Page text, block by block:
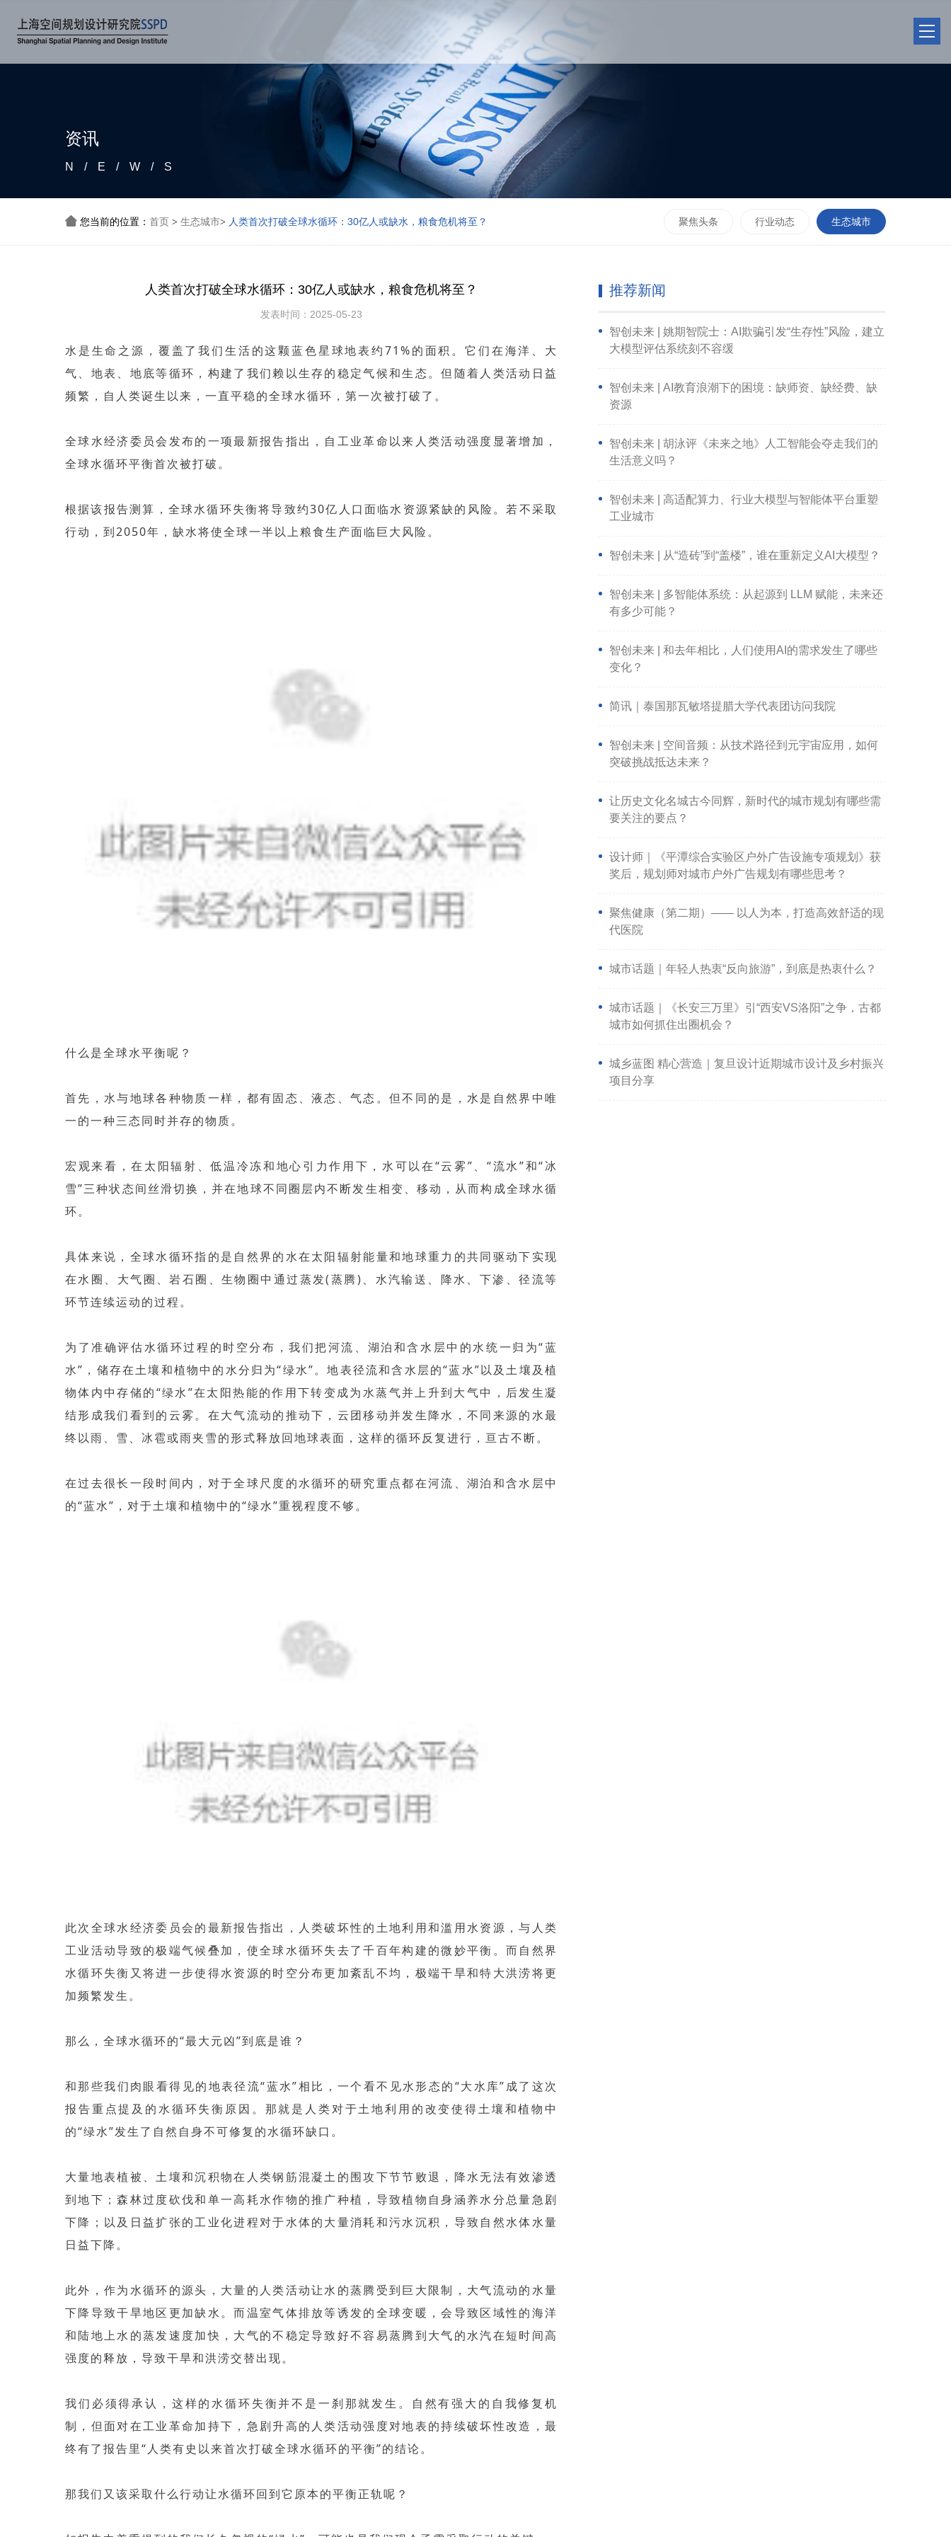
资讯
N/E/W/S
 您当前的位置： 首页 > 生态城市> 人类首次打破全球水循环：30亿人或缺水，粮食危机将至？ 聚焦头条 行业动态 生态城市
人类首次打破全球水循环：30亿人或缺水，粮食危机将至？
发表时间：2025-05-23
水是生命之源，覆盖了我们生活的这颗蓝色星球地表约71%的面积。它们在海洋、大
气、地表、地底等循环，构建了我们赖以生存的稳定气候和生态。但随着人类活动日益
频繁，自人类诞生以来，一直平稳的全球水循环，第一次被打破了。
全球水经济委员会发布的一项最新报告指出，自工业革命以来人类活动强度显著增加，
全球水循环平衡首次被打破。
根据该报告测算，全球水循环失衡将导致约30亿人口面临水资源紧缺的风险。若不采取
行动，到2050年，缺水将使全球一半以上粮食生产面临巨大风险。
什么是全球水平衡呢？
首先，水与地球各种物质一样，都有固态、液态、气态。但不同的是，水是自然界中唯
一的一种三态同时并存的物质。
宏观来看，在太阳辐射、低温冷冻和地心引力作用下，水可以在“云雾”、“流水”和“冰
雪”三种状态间丝滑切换，并在地球不同圈层内不断发生相变、移动，从而构成全球水循
环。
具体来说，全球水循环指的是自然界的水在太阳辐射能量和地球重力的共同驱动下实现
在水圈、大气圈、岩石圈、生物圈中通过蒸发(蒸腾)、水汽输送、降水、下渗、径流等
环节连续运动的过程。
为了准确评估水循环过程的时空分布，我们把河流、湖泊和含水层中的水统一归为“蓝
水”，储存在土壤和植物中的水分归为“绿水”。地表径流和含水层的“蓝水”以及土壤及植
物体内中存储的“绿水”在太阳热能的作用下转变成为水蒸气并上升到大气中，后发生凝
结形成我们看到的云雾。在大气流动的推动下，云团移动并发生降水，不同来源的水最
终以雨、雪、冰雹或雨夹雪的形式释放回地球表面，这样的循环反复进行，亘古不断。
在过去很长一段时间内，对于全球尺度的水循环的研究重点都在河流、湖泊和含水层中
的“蓝水”，对于土壤和植物中的“绿水”重视程度不够。
此次全球水经济委员会的最新报告指出，人类破坏性的土地利用和滥用水资源，与人类
工业活动导致的极端气候叠加，使全球水循环失去了千百年构建的微妙平衡。而自然界
水循环失衡又将进一步使得水资源的时空分布更加紊乱不均，极端干旱和特大洪涝将更
加频繁发生。
那么，全球水循环的“最大元凶”到底是谁？
和那些我们肉眼看得见的地表径流“蓝水”相比，一个看不见水形态的“大水库”成了这次
报告重点提及的水循环失衡原因。那就是人类对于土地利用的改变使得土壤和植物中
的“绿水”发生了自然自身不可修复的水循环缺口。
大量地表植被、土壤和沉积物在人类钢筋混凝土的围攻下节节败退，降水无法有效渗透
到地下；森林过度砍伐和单一高耗水作物的推广种植，导致植物自身涵养水分总量急剧
下降；以及日益扩张的工业化进程对于水体的大量消耗和污水沉积，导致自然水体水量
日益下降。
此外，作为水循环的源头，大量的人类活动让水的蒸腾受到巨大限制，大气流动的水量
下降导致干旱地区更加缺水。而温室气体排放等诱发的全球变暖，会导致区域性的海洋
和陆地上水的蒸发速度加快，大气的不稳定导致好不容易蒸腾到大气的水汽在短时间高
强度的释放，导致干旱和洪涝交替出现。
我们必须得承认，这样的水循环失衡并不是一刹那就发生。自然有强大的自我修复机
制，但面对在工业革命加持下，急剧升高的人类活动强度对地表的持续破坏性改造，最
终有了报告里“人类有史以来首次打破全球水循环的平衡”的结论。
那我们又该采取什么行动让水循环回到它原本的平衡正轨呢？
推荐新闻
智创未来 | 姚期智院士：AI欺骗引发“生存性”风险，建立
大模型评估系统刻不容缓
智创未来 | AI教育浪潮下的困境：缺师资、缺经费、缺
资源
智创未来 | 胡泳评《未来之地》人工智能会夺走我们的
生活意义吗？
智创未来 | 高适配算力、行业大模型与智能体平台重塑
工业城市
智创未来 | 从“造砖”到“盖楼”，谁在重新定义AI大模型？
智创未来 | 多智能体系统：从起源到 LLM 赋能，未来还
有多少可能？
智创未来 | 和去年相比，人们使用AI的需求发生了哪些
变化？
简讯｜泰国那瓦敏塔提腊大学代表团访问我院
智创未来 | 空间音频：从技术路径到元宇宙应用，如何
突破挑战抵达未来？
让历史文化名城古今同辉，新时代的城市规划有哪些需
要关注的要点？
设计师｜《平潭综合实验区户外广告设施专项规划》获
奖后，规划师对城市户外广告规划有哪些思考？
聚焦健康（第二期）—— 以人为本，打造高效舒适的现
代医院
城市话题｜年轻人热衷“反向旅游”，到底是热衷什么？
城市话题｜《长安三万里》引“西安VS洛阳”之争，古都
城市如何抓住出圈机会？
城乡蓝图 精心营造｜复旦设计近期城市设计及乡村振兴
项目分享